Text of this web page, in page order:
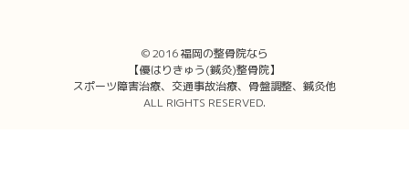
© 2016福岡の整骨院なら
【優はりきゅう(鍼灸)整骨院】
スポーツ障害治療、交通事故治療、骨盤調整、鍼灸他
ALL RIGHTS RESERVED.